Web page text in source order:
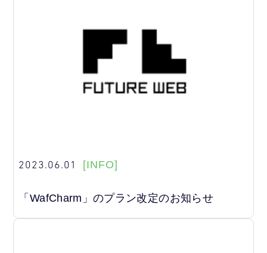
2023.06.01 [INFO]
「WafCharm」のプラン改定のお知らせ